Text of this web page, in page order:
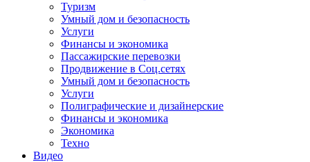
Туризм
Умный дом и безопасность
Услуги
Финансы и экономика
Пассажирские перевозки
Продвижение в Соц.сетях
Умный дом и безопасность
Услуги
Полиграфические и дизайнерские
Финансы и экономика
Экономика
Техно
Видео